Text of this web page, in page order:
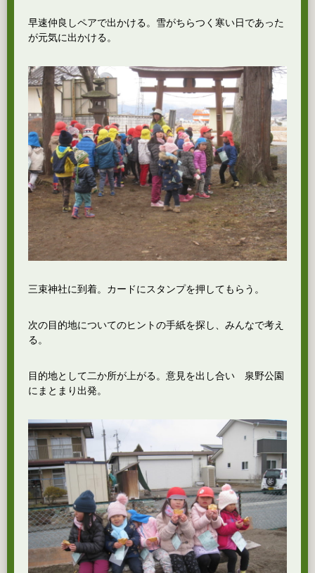
早速仲良しペアで出かける。雪がちらつく寒い日であった
が元気に出かける。
三束神社に到着。カードにスタンプを押してもらう。
次の目的地についてのヒントの手紙を探し、みんなで考え
る。
目的地として二か所が上がる。意見を出し合い 泉野公園
にまとまり出発。